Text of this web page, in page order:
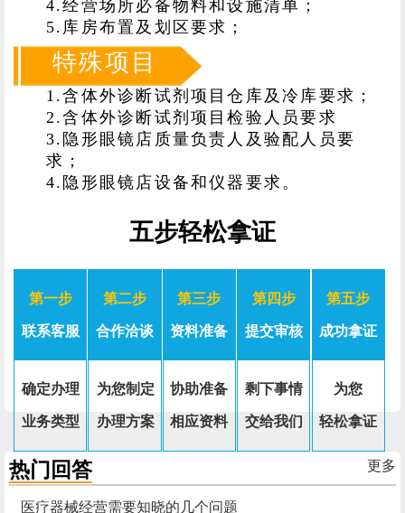
4.经营场所必备物料和设施清单；
5.库房布置及划区要求；
特殊项目
1.含体外诊断试剂项目仓库及冷库要求；
2.含体外诊断试剂项目检验人员要求
3.隐形眼镜店质量负责人及验配人员要
求；
4.隐形眼镜店设备和仪器要求。
五步轻松拿证
第一步
联系客服
确定办理
业务类型
第二步
合作洽谈
为您制定
办理方案
第三步
资料准备
协助准备
相应资料
第四步
提交审核
剩下事情
交给我们
第五步
成功拿证
为您
轻松拿证
更多
热门回答
医疗器械经营需要知晓的几个问题